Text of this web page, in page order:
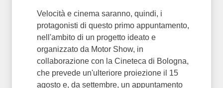
Velocità e cinema saranno, quindi, i
protagonisti di questo primo appuntamento,
nell'ambito di un progetto ideato e
organizzato da Motor Show, in
collaborazione con la Cineteca di Bologna,
che prevede un'ulteriore proiezione il 15
agosto e, da settembre, un appuntamento